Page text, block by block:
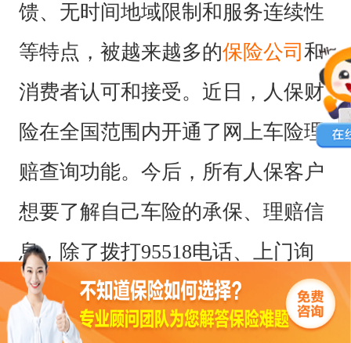
馈、无时间地域限制和服务连续性
等特点，被越来越多的保险公司 和
消费者认可和接受。近日，人保财
险在全国范围内开通了网上车险理
赔查询功能。今后，所有人保客户
想要了解自己车险的承保、理赔信
息，除了拨打95518电话、上门询
问外，只要上网点击鼠标便可实时
掌握车辆的理赔进度，所有保险信